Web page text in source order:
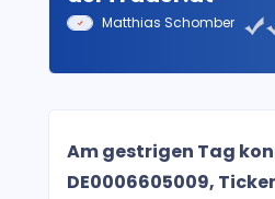
Matthias Schomber
Am gestrigen Tag
DE0006605009,